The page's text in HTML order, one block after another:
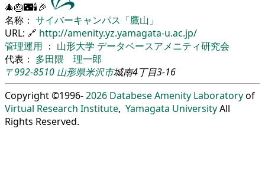
🎄🎂🌃🕯🎉
名称： サイバーキャンパス「鷹山」
URL: 🔗 http://amenity.yz.yamagata-u.ac.jp/
管理運用 ： 山形大学 データベースアメニティ研究会
代表： 多田隈 理一郎
〒992-8510 山形県米沢市城南4丁目3-16
Copyright ©1996-2026 Databese Amenity Laboratoryof
Virtual Research Institute, Yamagata UniversityAll
Rights Reserved.